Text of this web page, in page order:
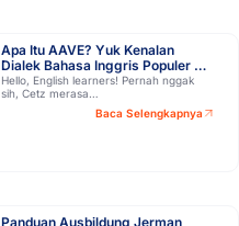
Apa Itu AAVE? Yuk Kenalan
Dialek Bahasa Inggris Populer di
Amerika
Hello, English learners! Pernah nggak
sih, Cetz merasa…
Baca Selengkapnya
Panduan Ausbildung Jerman